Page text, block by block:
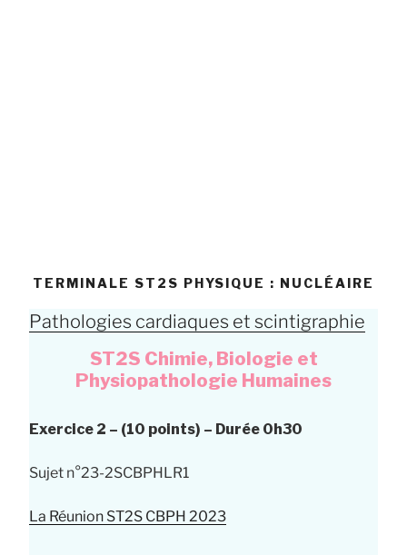
TERMINALE ST2S PHYSIQUE : NUCLÉAIRE
Pathologies cardiaques et scintigraphie
ST2S Chimie, Biologie et
Physiopathologie Humaines
Exercice 2 – (10 points) – Durée 0h30
Sujet n°23-2SCBPHLR1
La Réunion ST2S CBPH 2023